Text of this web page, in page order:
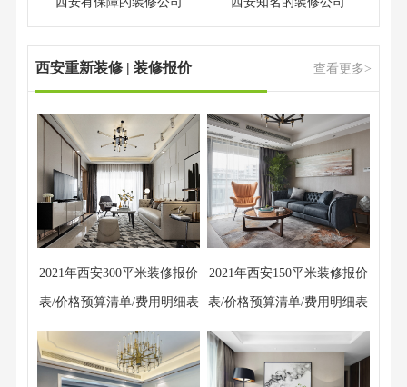
西安重新装修 | 装修报价 查看更多>
2021年西安300平米装修报价
表/价格预算清单/费用明细表
2021年西安150平米装修报价
表/价格预算清单/费用明细表